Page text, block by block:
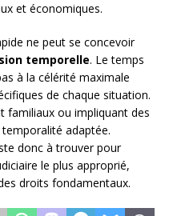
et économiques.
ne peut se concevoir
temporelle. Le temps
à la célérité maximale
de chaque situation.
familiaux ou impliquant des
adaptée.
donc à trouver pour
le plus approprié,
droits fondamentaux.